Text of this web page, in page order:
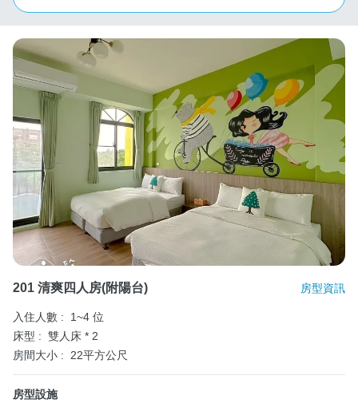
201 清爽四人房(附陽台) 房型資訊
入住人數 :
1~4 位
床型 : 雙人床 * 2
房間大小 :
22平方公尺
房型設施